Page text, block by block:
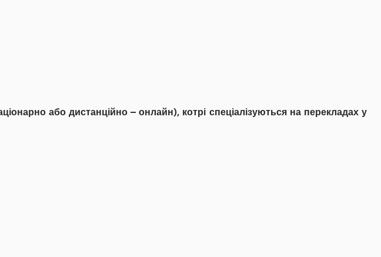
або дистанційно – онлайн), котрі спеціалізуються на перекладах у